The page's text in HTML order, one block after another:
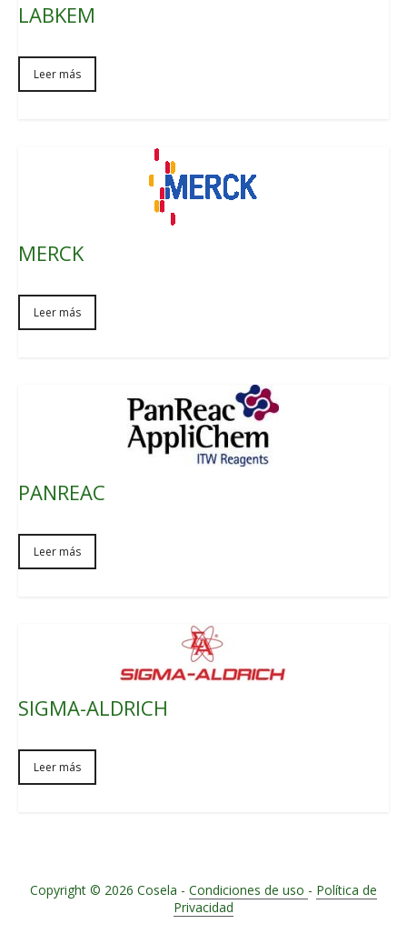
LABKEM
Leer más
MERCK
Leer más
PANREAC
Leer más
SIGMA-ALDRICH
Leer más
Copyright © 2026 Cosela - Condiciones de uso - Política de
Privacidad